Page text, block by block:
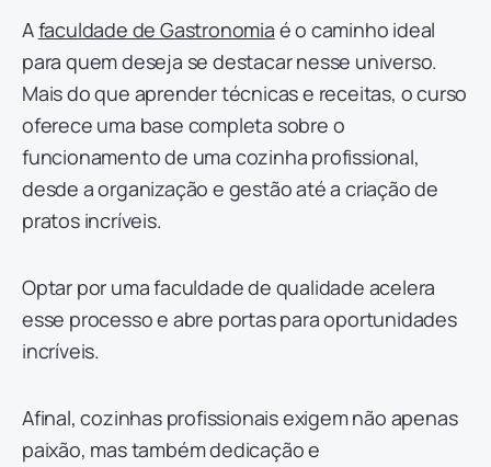
Afaculdade de Gastronomia é o caminho ideal
para quem deseja se destacar nesse universo.
Mais do que aprender técnicas e receitas, o curso
oferece uma base completa sobre o
funcionamento de uma cozinha profissional,
desde a organização e gestão até a criação de
pratos incríveis.
Optar por uma faculdade de qualidade acelera
esse processo e abre portas para oportunidades
incríveis.
Afinal, cozinhas profissionais exigem não apenas
paixão, mas também dedicação e